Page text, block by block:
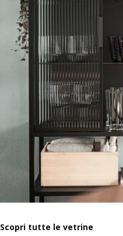
Scopri tutte le vetrine